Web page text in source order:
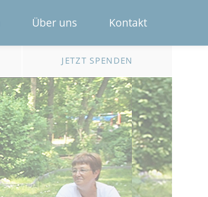
Über uns
Das Spendenportal
Die Bank
Das Team
Erklärfilme
Registrierung für Institutionen
Kontakt
Kontakt
JETZT SPENDEN